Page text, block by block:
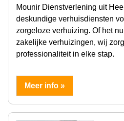
Mounir Dienstverlening uit
deskundige verhuisdiensten
zorgeloze verhuizing. Of het
zakelijke verhuizingen, wij
professionaliteit in elke stap.
Meer info »